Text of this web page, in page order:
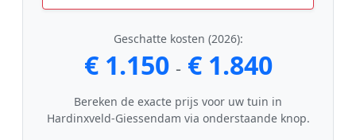
Geschatte kosten (2026):
€ 1.150 - € 1.840
Bereken de exacte prijs voor uw tuin in
Hardinxveld-Giessendam via onderstaande knop.